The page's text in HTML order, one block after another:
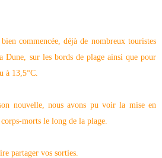
commencée, déjà de nombreux touristes
Dune, sur les bords de plage ainsi que pour
à 13,5°C.
nouvelle, nous avons pu voir la mise en
morts le long de la plage.
partager vos sorties.